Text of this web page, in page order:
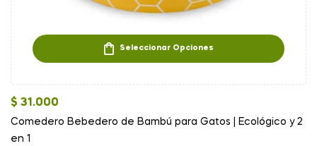
Seleccionar Opciones
$ 31.000
Comedero Bebedero de Bambú para Gatos | Ecológico y 2
en 1